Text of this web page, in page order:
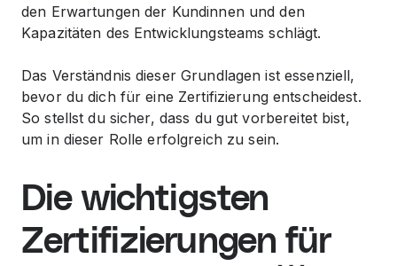
den Erwartungen der Kundinnen und den
Kapazitäten des Entwicklungsteams schlägt.
Das Verständnis dieser Grundlagen ist essenziell,
bevor du dich für eine Zertifizierung entscheidest.
So stellst du sicher, dass du gut vorbereitet bist,
um in dieser Rolle erfolgreich zu sein.
Die wichtigsten
Zertifizierungen für